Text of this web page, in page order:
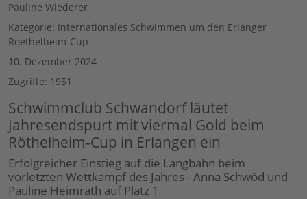
Pauline Wiederer
Kategorie: Internationales Schwimmen um den Erlanger
Roethelheim-Cup
10. Dezember 2024
Zugriffe: 1951
Schwimmclub Schwandorf läutet
Jahresendspurt mit viermal Gold beim
Röthelheim-Cup in Erlangen ein
Erfolgreicher Einstieg auf die Langbahn beim
vorletzten Wettkampf des Jahres - Anna Schwöd und
Pauline Heimrath auf Platz 1